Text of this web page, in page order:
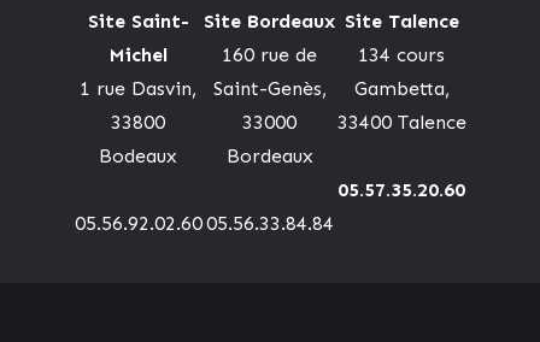
Site Saint-
Michel
1 rue Dasvin,
33800
Bodeaux
05.56.92.02.60
Site Bordeaux
160 rue de
Saint-Genès,
33000
Bordeaux
05.56.33.84.84
Site Talence
134 cours
Gambetta,
33400 Talence
05.57.35.20.60